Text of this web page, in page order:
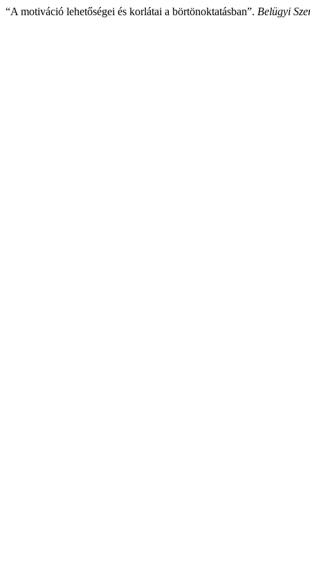
“A motiváció lehetőségei és korlátai a börtönoktatásban”. Belügyi